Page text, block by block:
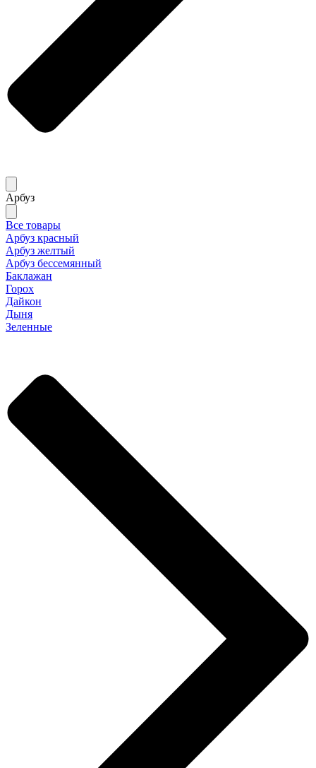
Арбуз
Все товары
Арбуз красный
Арбуз желтый
Арбуз бессемянный
Баклажан
Горох
Дайкон
Дыня
Зеленные